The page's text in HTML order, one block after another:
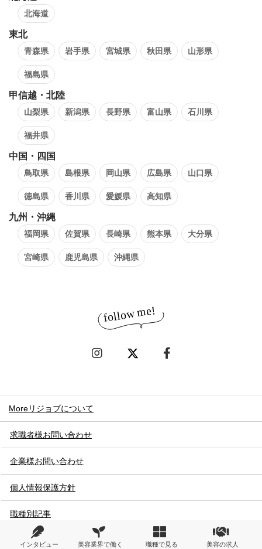
北海道
東北
青森県 岩手県 宮城県 秋田県 山形県
福島県
甲信越・北陸
山梨県 新潟県 長野県 富山県 石川県
福井県
中国・四国
鳥取県 島根県 岡山県 広島県 山口県
徳島県 香川県 愛媛県 高知県
九州・沖縄
福岡県 佐賀県 長崎県 熊本県 大分県
宮崎県 鹿児島県 沖縄県
Moreリジョブについて
求職者様お問い合わせ
企業様お問い合わせ
個人情報保護方針
職種別記事
調べものINDEX
インタビュー 美容業界で働く 職種で見る 美容の求人